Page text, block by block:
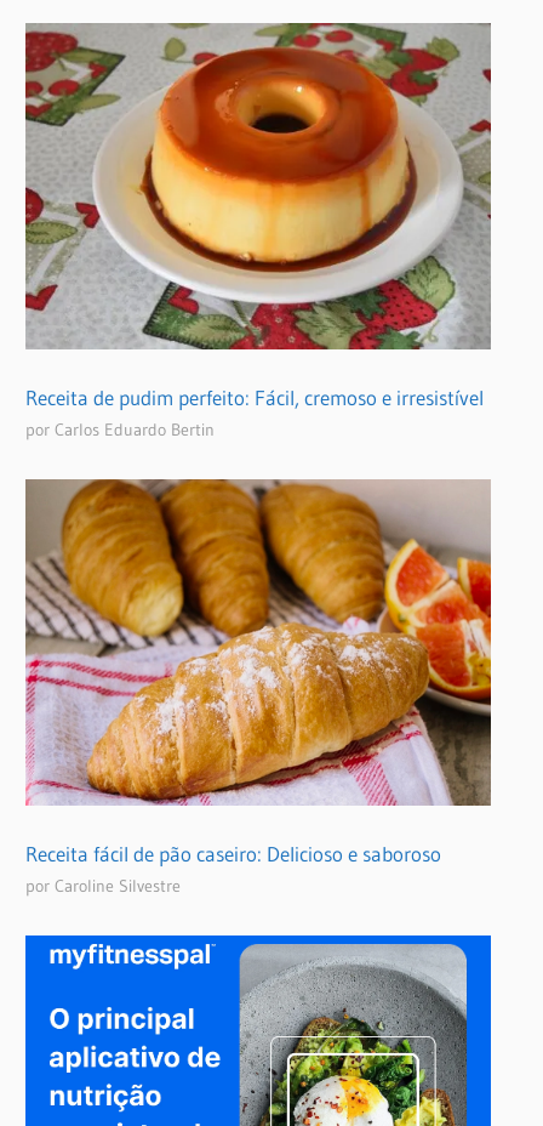
Receita de pudim perfeito: Fácil, cremoso e irresistível
por Carlos Eduardo Bertin
Receita fácil de pão caseiro: Delicioso e saboroso
por Caroline Silvestre